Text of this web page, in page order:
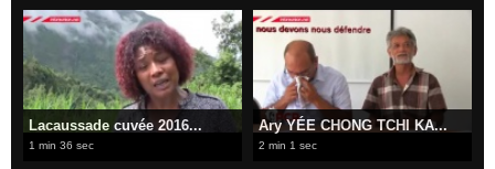
Lacaussade cuvée 2016...
1 min 36 sec
Ary YÉE CHONG TCHI KA...
2 min 1 sec